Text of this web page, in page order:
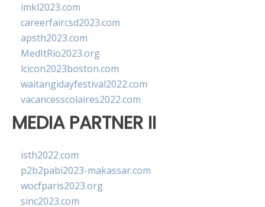
imkl2023.com
careerfaircsd2023.com
apsth2023.com
MedItRio2023.org
lcicon2023boston.com
waitangidayfestival2022.com
vacancesscolaires2022.com
MEDIA PARTNER II
isth2022.com
p2b2pabi2023-makassar.com
wocfparis2023.org
sinc2023.com